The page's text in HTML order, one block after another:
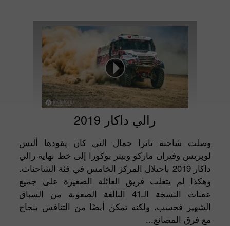
رالي داكار 2019
وصلت شاحنة تاترا جمال التي كان يقودها أليس
لوبريس وفيران ماركو وبيتر بوكورا إلى خط نهاية رالي
داكار 2019 باحتلال المركز الخامس في فئة الشاحنات.
وهكذا لم يتغلب فريق العائلة الصغيرة على جميع
عقبات النسخة الـ41 البالغة الصعوبة من السباق
الشهير فحسب، ولكنه تمكن أيضًا من التنافس بنجاح
مع فرق المصانع...